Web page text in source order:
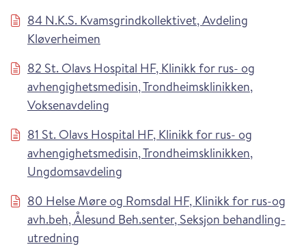
84 N.K.S. Kvamsgrindkollektivet, Avdeling
Kløverheimen
82 St. Olavs Hospital HF, Klinikk for rus- og
avhengighetsmedisin, Trondheimsklinikken,
Voksenavdeling
81 St. Olavs Hospital HF, Klinikk for rus- og
avhengighetsmedisin, Trondheimsklinikken,
Ungdomsavdeling
80 Helse Møre og Romsdal HF, Klinikk for rus-og
avh.beh, Ålesund Beh.senter, Seksjon behandling-
utredning